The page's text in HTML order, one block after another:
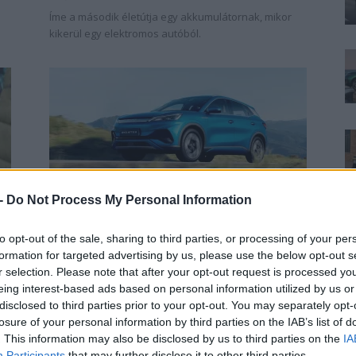
Do Not Process My Personal Information
opt-out of the sale, sharing to third parties, or processing of your
for targeted advertising by us, please use the below opt-out
selection. Please note that after your opt-out request is processed
interest-based ads based on personal information utilized by us
to third parties prior to your opt-out. You may separately
of your personal information by third parties on the IAB’s list of
This information may also be disclosed by us to third parties on the
Íme a második életútja egy akkumulátornak, mikor
kikerül egy elektromos autóból.
Kínai autómárka lett a
legkelendőbb elektromos autó
Svédországban
e-cars.hu - 2023-08-04 20 hozzászólás
Mindenkit beelőztek a kínaiak Svédországban.